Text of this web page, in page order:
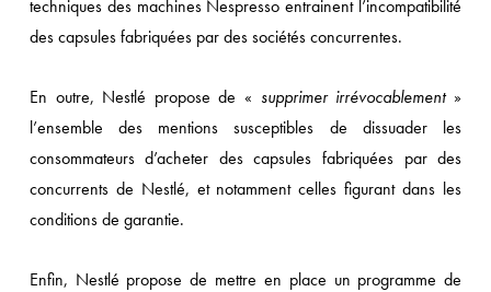
techniques des machines Nespresso entrainent l’incompatibilité
des capsules fabriquées par des sociétés concurrentes.
En outre, Nestlé propose de « supprimer irrévocablement»
l’ensemble des mentions susceptibles de dissuader les
consommateurs d’acheter des capsules fabriquées par des
concurrents de Nestlé, et notamment celles figurant dans les
conditions de garantie.
Enfin, Nestlé propose de mettre en place un programme de